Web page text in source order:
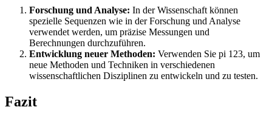
Forschung und Analyse: In der Wissenschaft können
spezielle Sequenzen wie in der Forschung und Analyse
verwendet werden, um präzise Messungen und
Berechnungen durchzuführen.
Entwicklung neuer Methoden: Verwenden Sie pi 123, um
neue Methoden und Techniken in verschiedenen
wissenschaftlichen Disziplinen zu entwickeln und zu testen.
Fazit